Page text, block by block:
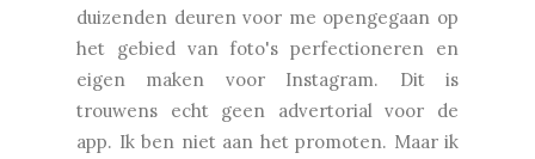
duizenden deuren voor me opengegaan op
het gebied van foto's perfectioneren en
eigen maken voor Instagram. Dit is
trouwens echt geen advertorial voor de
app. Ik ben niet aan het promoten. Maar ik